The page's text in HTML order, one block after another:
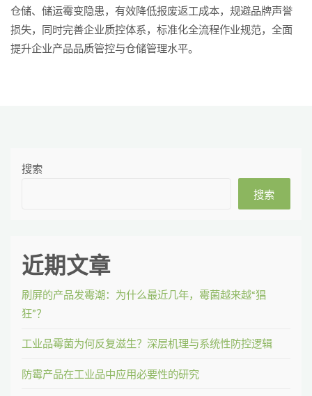
仓储、储运霉变隐患，有效降低报废返工成本，规避品牌声誉
损失，同时完善企业质控体系，标准化全流程作业规范，全面
提升企业产品品质管控与仓储管理水平。
搜索
搜索
近期文章
刷屏的产品发霉潮：为什么最近几年，霉菌越来越“猖
狂”？
工业品霉菌为何反复滋生？深层机理与系统性防控逻辑
防霉产品在工业品中应用必要性的研究